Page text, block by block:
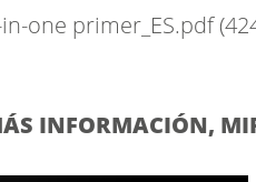
in-one primer_ES.pdf
INFORMACIÓN,